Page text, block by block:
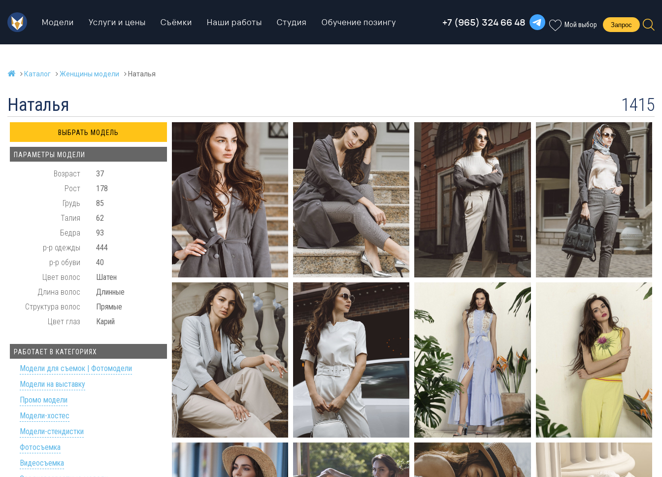
Модели Услуги и цены Съёмки Наши работы Студия Обучение позингу Мой выбор Запрос
+7 (965) 324 66 48
Каталог Женщины модели Наталья
Наталья 1415
ПАРАМЕТРЫ МОДЕЛИ
Возраст
37
Рост
178
Грудь
85
Талия
62
Бедра
93
р-р одежды
444
р-р обуви
40
Цвет волос
Шатен
Длина волос
Длинные
Структура волос
Прямые
Цвет глаз
Карий
РАБОТАЕТ В КАТЕГОРИЯХ
Модели для съемок | Фотомодели
Модели на выставку
Промо модели
Модели-хостес
Модели-стендистки
Фотосъемка
Видеосъемка